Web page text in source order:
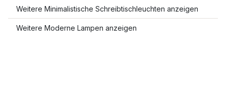
Weitere Minimalistische Schreibtischleuchten anzeigen
Weitere Moderne Lampen anzeigen